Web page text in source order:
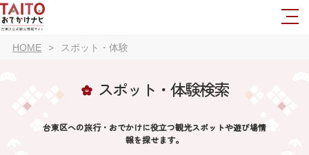
HOME スポット・体験
スポット・体験検索
台東区への旅行・おでかけに役立つ観光スポットや遊び場情
報を探せます。